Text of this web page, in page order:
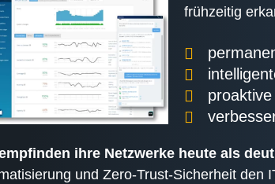
frühzeitig
ihre Netzwerke heute als
und Zero-Trust-Sicherheit